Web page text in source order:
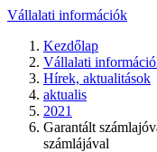
Vállalati információk
Kezdőlap
Vállalati
Hírek, aktualitások
aktualis
2021
Garantált
számlájával